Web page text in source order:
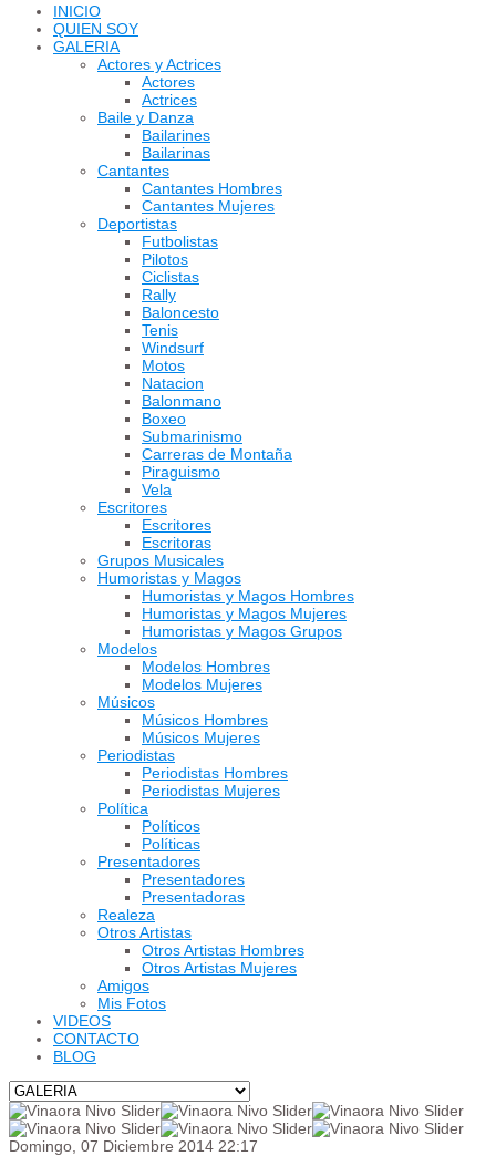
INICIO
QUIEN SOY
GALERIA
Actores y Actrices
Actores
Actrices
Baile y Danza
Bailarines
Bailarinas
Cantantes
Cantantes Hombres
Cantantes Mujeres
Deportistas
Futbolistas
Pilotos
Ciclistas
Rally
Baloncesto
Tenis
Windsurf
Motos
Natacion
Balonmano
Boxeo
Submarinismo
Carreras de Montaña
Piraguismo
Vela
Escritores
Escritores
Escritoras
Grupos Musicales
Humoristas y Magos
Humoristas y Magos Hombres
Humoristas y Magos Mujeres
Humoristas y Magos Grupos
Modelos
Modelos Hombres
Modelos Mujeres
Músicos
Músicos Hombres
Músicos Mujeres
Periodistas
Periodistas Hombres
Periodistas Mujeres
Política
Políticos
Políticas
Presentadores
Presentadores
Presentadoras
Realeza
Otros Artistas
Otros Artistas Hombres
Otros Artistas Mujeres
Amigos
Mis Fotos
VIDEOS
CONTACTO
BLOG
Domingo, 07 Diciembre 2014 22:17